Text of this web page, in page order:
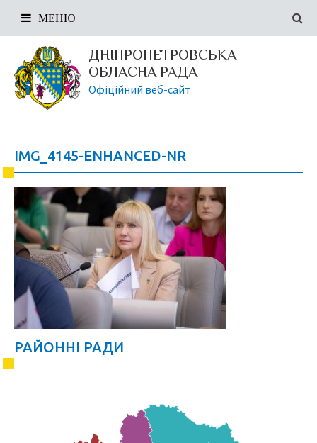
ДНІПРОПЕТРОВСЬКА
ОБЛАСНА РАДА
Офіційний веб-сайт
МЕНЮ
IMG_4145-ENHANCED-NR
РАЙОННІ РАДИ